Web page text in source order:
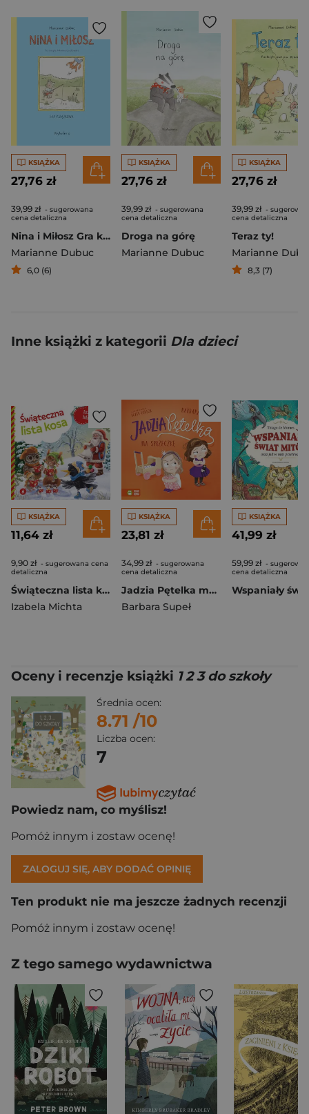
KSIĄŻKA
27,76 zł
39,99 zł - sugerowana
cena detaliczna
Nina i Miłosz Gra książkowa
Marianne Dubuc
6,0 (6)
KSIĄŻKA
27,76 zł
39,99 zł - sugerowana
cena detaliczna
Droga na górę
Marianne Dubuc
KSIĄŻKA
27,76 zł
39,99 zł -
cena detaliczna
Teraz ty!
Marianne
8,3 (7)
Inne książki z kategorii Dla dzieci
KSIĄŻKA
11,64 zł
9,90 zł - sugerowana cena
detaliczna
Świąteczna lista kosa
Izabela Michta
KSIĄŻKA
23,81 zł
34,99 zł - sugerowana
cena detaliczna
Jadzia Pętelka ma sprzeczkę. Jadzia Pętelka
Barbara Supeł
KSIĄŻKA
41,99 zł
59,99 zł -
cena detaliczna
Oceny i recenzje książki 1 2 3 do szkoły
Średnia ocen:
8.71 /10
Liczba ocen:
7
Powiedz nam, co myślisz!
Pomóż innym i zostaw ocenę!
ZALOGUJ SIĘ, ABY DODAĆ OPINIĘ
Ten produkt nie ma jeszcze żadnych recenzji
Pomóż innym i zostaw ocenę!
Z tego samego wydawnictwa